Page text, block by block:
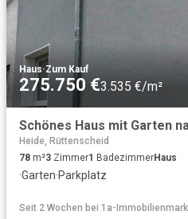
Haus·Zum Kauf
275.750 €3.535 €/m²
Heide, Rüttenscheid
78 m²3 Zimmer1 BadezimmerHaus
·Garten·Parkplatz
Seit 2 Wochen bei 1a-